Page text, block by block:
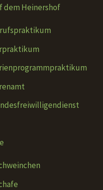
dem Heinershof